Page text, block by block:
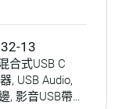
13
合式USB C
, USB Audio,
, 影音USB帶寬